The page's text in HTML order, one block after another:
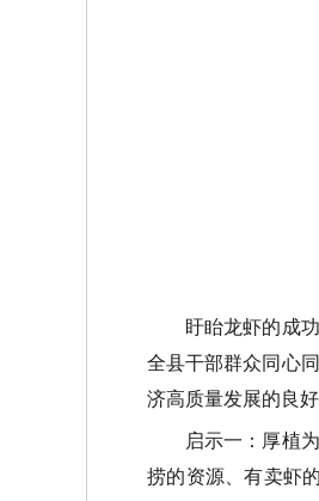
盱眙龙虾的成
全县干部群众同心
济高质量发展的良
启示一：厚植
捞的资源、有卖虾